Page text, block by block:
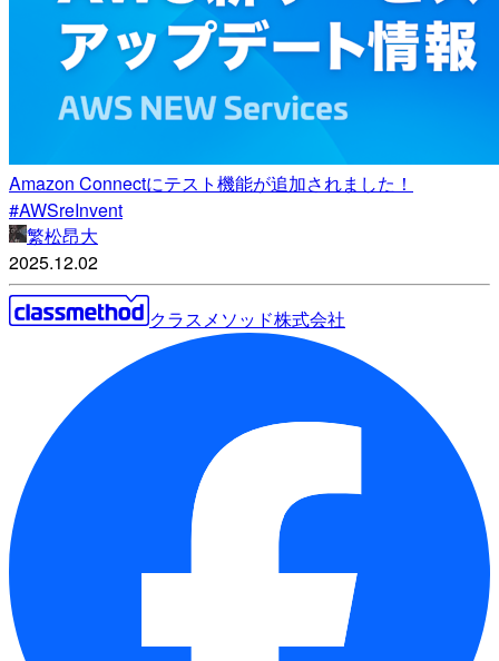
Amazon Connectにテスト機能が追加されました！
#AWSreInvent
繁松昂大
2025.12.02
クラスメソッド株式会社